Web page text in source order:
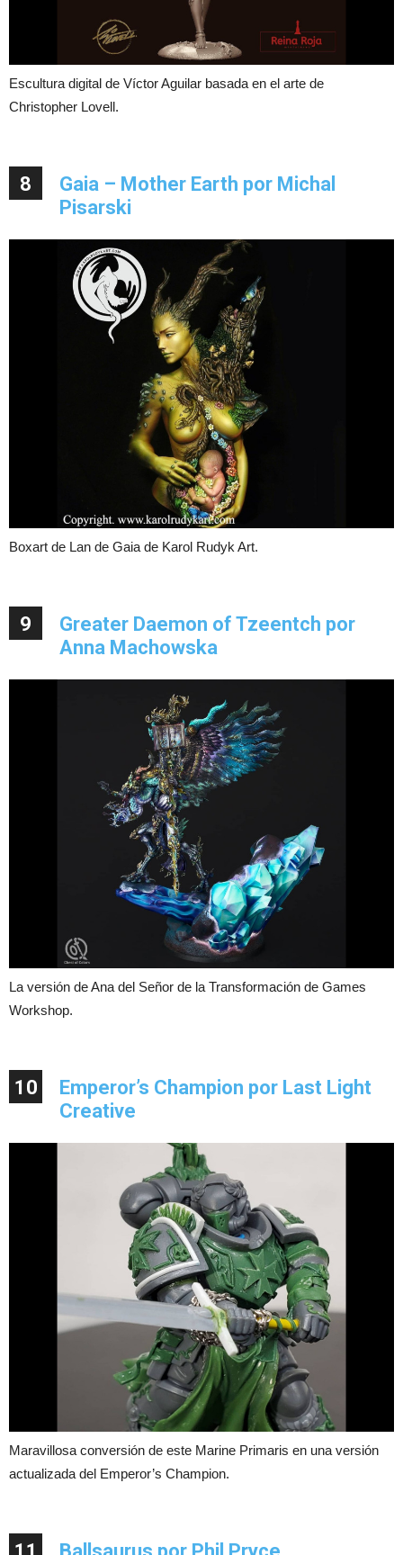
Escultura digital de Víctor Aguilar basada en el arte de
Christopher Lovell.
8
Gaia – Mother Earth por Michal
Pisarski
Boxart de Lan de Gaia de Karol Rudyk Art.
9
Greater Daemon of Tzeentch por
Anna Machowska
La versión de Ana del Señor de la Transformación de Games
Workshop.
10
Emperor’s Champion por Last Light
Creative
Maravillosa conversión de este Marine Primaris en una versión
actualizada del Emperor’s Champion.